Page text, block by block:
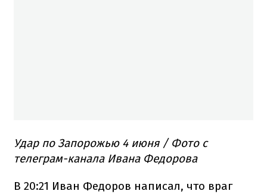
Удар по Запорожью 4 июня / Фото с
телеграм-канала Ивана Федорова
В 20:21 Иван Федоров написал, что враг